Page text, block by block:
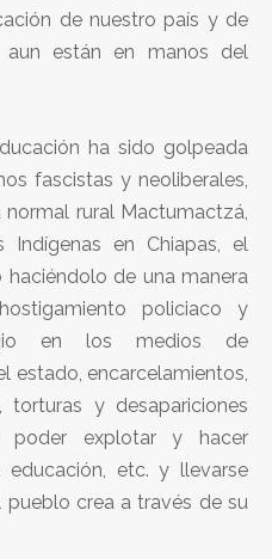
de nuestro país y de
están en manos del
ha sido golpeada
fascistas y neoliberales,
rural Mactumactzá,
en Chiapas, el
de una manera
policiaco y
en los medios de
estado, encarcelamientos,
torturas y desapariciones
poder explotar y hacer
etc. y llevarse
crea a través de su